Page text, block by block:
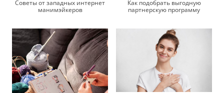
Советы от западных интернет
манимэйкеров
Как подобрать выгодную
партнерскую программу